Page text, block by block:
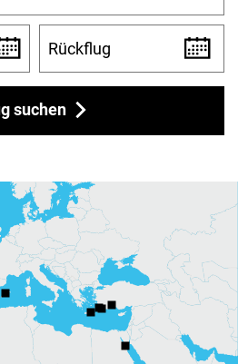
Rückflug
suchen